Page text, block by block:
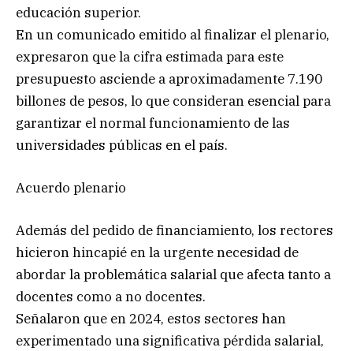
educación superior.
En un comunicado emitido al finalizar el plenario,
expresaron que la cifra estimada para este
presupuesto asciende a aproximadamente 7.190
billones de pesos, lo que consideran esencial para
garantizar el normal funcionamiento de las
universidades públicas en el país.
Acuerdo plenario
Además del pedido de financiamiento, los rectores
hicieron hincapié en la urgente necesidad de
abordar la problemática salarial que afecta tanto a
docentes como a no docentes.
Señalaron que en 2024, estos sectores han
experimentado una significativa pérdida salarial,